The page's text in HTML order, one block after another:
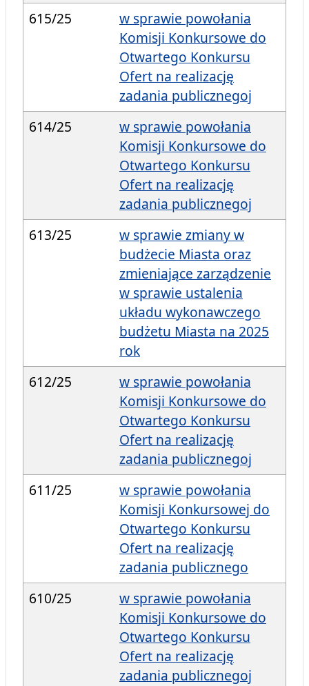
615/25
w sprawie powołania
Komisji Konkursowe do
Otwartego Konkursu
Ofert na realizację
zadania publicznegoj
614/25
w sprawie powołania
Komisji Konkursowe do
Otwartego Konkursu
Ofert na realizację
zadania publicznegoj
613/25
w sprawie zmiany w
budżecie Miasta oraz
zmieniające zarządzenie
w sprawie ustalenia
układu wykonawczego
budżetu Miasta na 2025
rok
612/25
w sprawie powołania
Komisji Konkursowe do
Otwartego Konkursu
Ofert na realizację
zadania publicznegoj
611/25
w sprawie powołania
Komisji Konkursowej do
Otwartego Konkursu
Ofert na realizację
zadania publicznego
610/25
w sprawie powołania
Komisji Konkursowe do
Otwartego Konkursu
Ofert na realizację
zadania publicznegoj